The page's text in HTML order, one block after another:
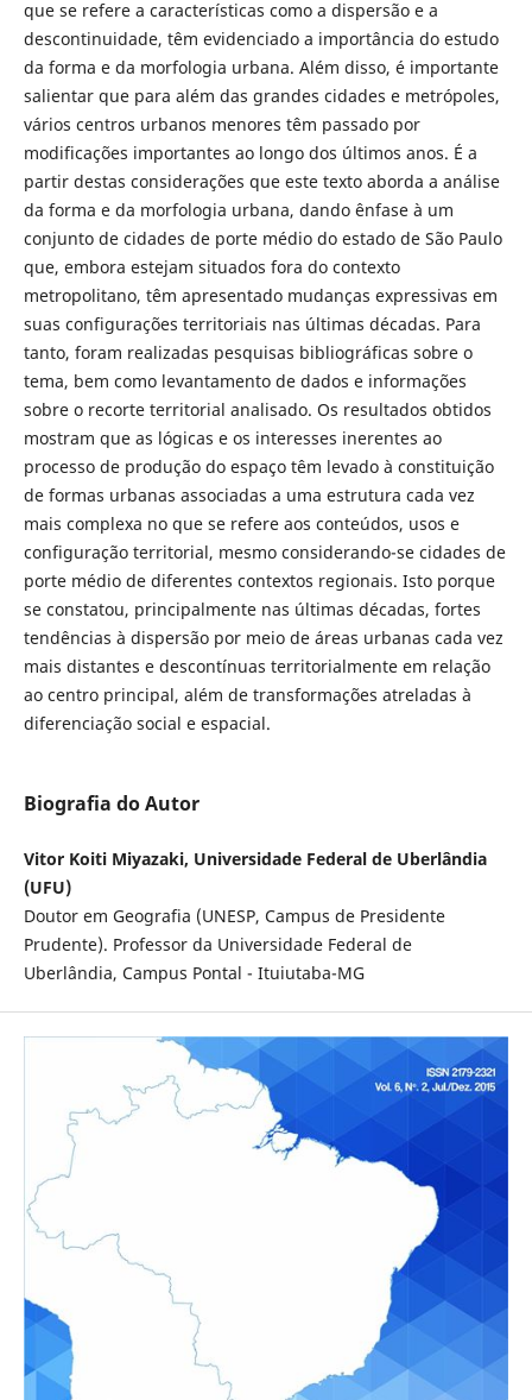
que se refere a características como a dispersão e a
descontinuidade, têm evidenciado a importância do estudo
da forma e da morfologia urbana. Além disso, é importante
salientar que para além das grandes cidades e metrópoles,
vários centros urbanos menores têm passado por
modificações importantes ao longo dos últimos anos. É a
partir destas considerações que este texto aborda a análise
da forma e da morfologia urbana, dando ênfase à um
conjunto de cidades de porte médio do estado de São Paulo
que, embora estejam situados fora do contexto
metropolitano, têm apresentado mudanças expressivas em
suas configurações territoriais nas últimas décadas. Para
tanto, foram realizadas pesquisas bibliográficas sobre o
tema, bem como levantamento de dados e informações
sobre o recorte territorial analisado. Os resultados obtidos
mostram que as lógicas e os interesses inerentes ao
processo de produção do espaço têm levado à constituição
de formas urbanas associadas a uma estrutura cada vez
mais complexa no que se refere aos conteúdos, usos e
configuração territorial, mesmo considerando-se cidades de
porte médio de diferentes contextos regionais. Isto porque
se constatou, principalmente nas últimas décadas, fortes
tendências à dispersão por meio de áreas urbanas cada vez
mais distantes e descontínuas territorialmente em relação
ao centro principal, além de transformações atreladas à
diferenciação social e espacial.
Biografia do Autor
Vitor Koiti Miyazaki, Universidade Federal de Uberlândia
(UFU)
Doutor em Geografia (UNESP, Campus de Presidente
Prudente). Professor da Universidade Federal de
Uberlândia, Campus Pontal - Ituiutaba-MG